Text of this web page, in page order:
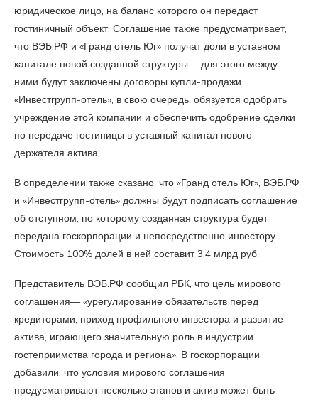
юридическое лицо, на баланс которого он передаст
гостиничный объект. Соглашение также предусматривает,
что ВЭБ.РФ и «Гранд отель Юг» получат доли в уставном
капитале новой созданной структуры— для этого между
ними будут заключены договоры купли-продажи.
«Инвестгрупп-отель», в свою очередь, обязуется одобрить
учреждение этой компании и обеспечить одобрение сделки
по передаче гостиницы в уставный капитал нового
держателя актива.
В определении также сказано, что «Гранд отель Юг», ВЭБ.РФ
и «Инвестгрупп-отель» должны будут подписать соглашение
об отступном, по которому созданная структура будет
передана госкорпорации и непосредственно инвестору.
Стоимость 100% долей в ней составит 3,4 млрд руб.
Представитель ВЭБ.РФ сообщил РБК, что цель мирового
соглашения— «урегулирование обязательств перед
кредиторами, приход профильного инвестора и развитие
актива, играющего значительную роль в индустрии
гостеприимства города и региона». В госкорпорации
добавили, что условия мирового соглашения
предусматривают несколько этапов и актив может быть